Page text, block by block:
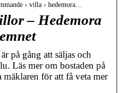
› villa › hedemora…
– Hedemora
på gång att säljas och
Läs mer om bostaden på
för att få veta mer